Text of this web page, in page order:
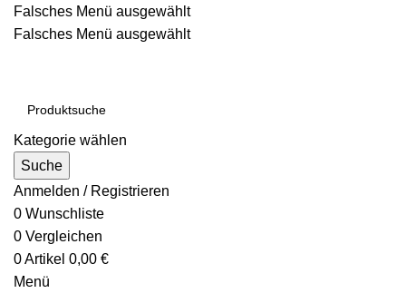
Falsches Menü ausgewählt
Falsches Menü ausgewählt
Kategorie wählen
Suche
Anmelden / Registrieren
0 Wunschliste
0 Vergleichen
0Artikel 0,00 €
Menü